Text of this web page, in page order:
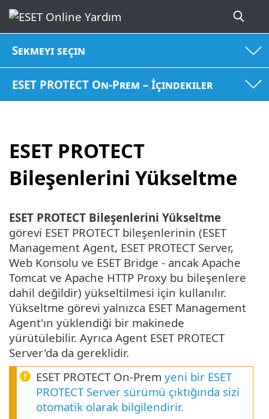
Sekmeyi seçin
ESET PROTECT On-Prem – İçindekiler
ESET PROTECT
Bileşenlerini Yükseltme
ESET PROTECT Bileşenlerini Yükseltme
görevi ESET PROTECT bileşenlerinin (ESET
Management Agent, ESET PROTECT Server,
Web Konsolu ve ESET Bridge - ancak Apache
Tomcat ve Apache HTTP Proxy bu bileşenlere
dahil değildir) yükseltilmesi için kullanılır.
Yükseltme görevi yalnızca ESET Management
Agent'ın yüklendiği bir makinede
yürütülebilir. Ayrıca Agent ESET PROTECT
Server'da da gereklidir.
ESET PROTECT On-Prem yeni bir ESET
PROTECT Server sürümü çıktığında sizi
otomatik olarak bilgilendirir.